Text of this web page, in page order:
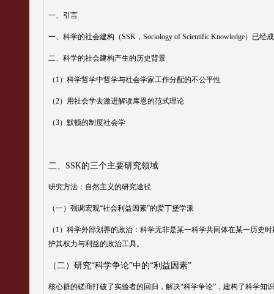
一、引言
一、科学的社会建构（SSK ，Sociology of Scientific Knowledge）已经
二、科学的社会建构产生的历史背景
（ 1 ）科学哲学中哲学与社会学家工作分配的不公平性
（2）用社会学去激进解读库恩的范式理论
（3）默顿的制度社会学
二、 SSK的三个主要研究领域
研究方法：自然主义的研究途径
（一）强调宏观“社会利益因素”的爱丁堡学派
（ 1 ）科学外部划界的政治：科学无非是某一科学共同体在某一历史
护其权力与利益的政治工具。
（二）研究“科学争论”中的“利益因素”
核心群的磋商打破了实验者的回归，解决“科学争论” ，建构了科学知